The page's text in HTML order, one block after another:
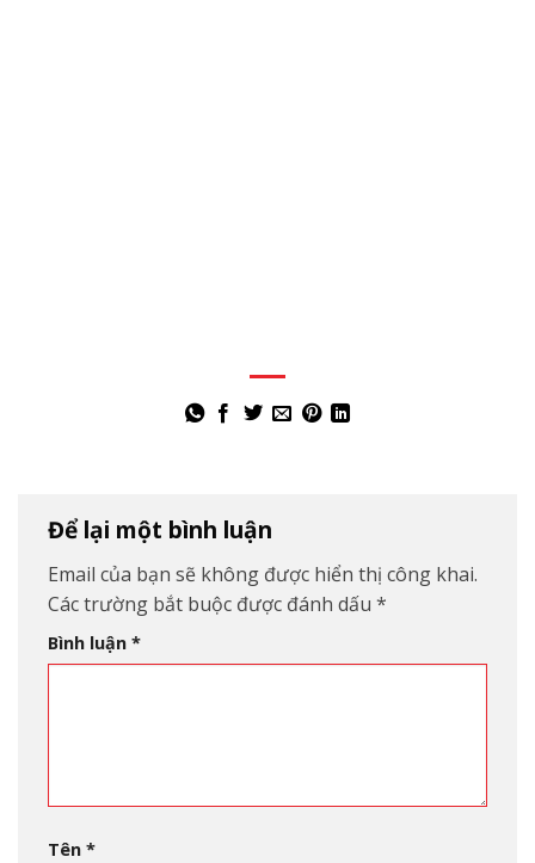
Để lại một bình luận
Email của bạn sẽ không được hiển thị công khai.
Các trường bắt buộc được đánh dấu *
Bình luận *
Tên *